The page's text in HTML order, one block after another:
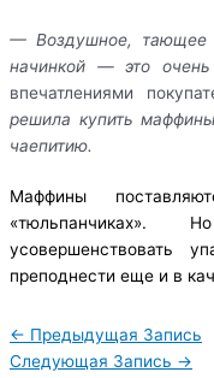
— Воздушное, тающее
начинкой — это
впечатлениями
решила купить
чаепитию.
Маффины
«тюльпанчиках».
усовершенствовать
преподнести еще и в
← Предыдущая Запись
Следующая Запись →